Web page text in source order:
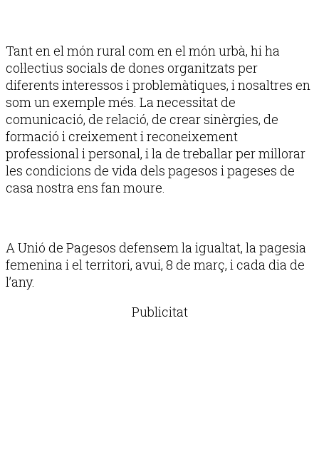
Tant en el món rural com en el món urbà, hi ha
col·lectius socials de dones organitzats per
diferents interessos i problemàtiques, i nosaltres en
som un exemple més. La necessitat de
comunicació, de relació, de crear sinèrgies, de
formació i creixement i reconeixement
professional i personal, i la de treballar per millorar
les condicions de vida dels pagesos i pageses de
casa nostra ens fan moure.
A Unió de Pagesos defensem la igualtat, la pagesia
femenina i el territori, avui, 8 de març, i cada dia de
l’any.
Publicitat